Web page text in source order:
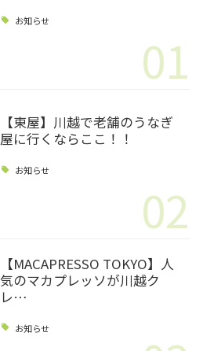
お知らせ
01
【東屋】川越で老舗のうなぎ
屋に行くならここ！！
お知らせ
02
【MACAPRESSO TOKYO】人
気のマカプレッソが川越ク
レ…
お知らせ